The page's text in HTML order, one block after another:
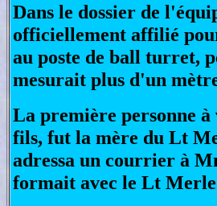
Dans le dossier de
officiellement affilié
au poste de ball turret,
mesurait plus d'un
La première personne
fils, fut la mère du Lt
adressa un courrier à
formait avec le Lt Merle